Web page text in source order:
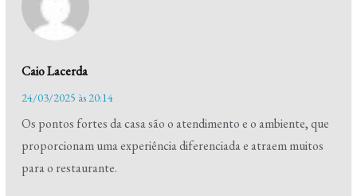
Caio Lacerda
24/03/2025 às 20:14
Os pontos fortes da casa são o atendimento e o ambiente, que
proporcionam uma experiência diferenciada e atraem muitos
para o restaurante.